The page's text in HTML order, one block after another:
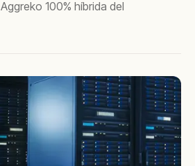
100% híbrida del